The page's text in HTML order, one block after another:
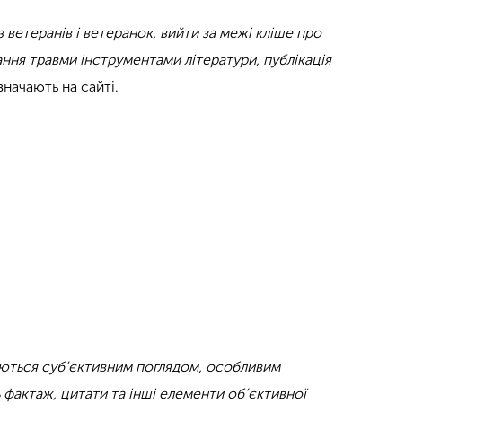
і ветеранок, вийти за межі кліше про
травми інструментами літератури, публікація
на сайті.
суб’єктивним поглядом, особливим
цитати та інші елементи об’єктивної